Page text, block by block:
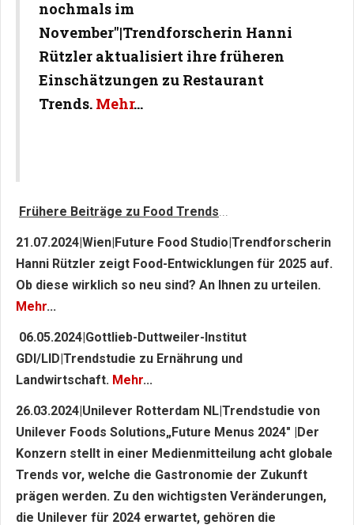
nochmals im
November"|Trendforscherin Hanni
Rützler aktualisiert ihre früheren
Einschätzungen zu Restaurant
Trends. Mehr...
Frühere Beiträge zu Food Trends...
21.07.2024|Wien|Future Food Studio|Trendforscherin
Hanni Rützler zeigt Food-Entwicklungen für 2025 auf.
Ob diese wirklich so neu sind? An Ihnen zu urteilen.
Mehr...
06.05.2024|Gottlieb-Duttweiler-Institut
GDI/LID|Trendstudie zu Ernährung und
Landwirtschaft. Mehr...
26.03.2024|Unilever Rotterdam NL|Trendstudie von
Unilever Foods Solutions„Future Menus 2024" |Der
Konzern stellt in einer Medienmitteilung acht globale
Trends vor, welche die Gastronomie der Zukunft
prägen werden. Zu den wichtigsten Veränderungen,
die Unilever für 2024 erwartet, gehören die